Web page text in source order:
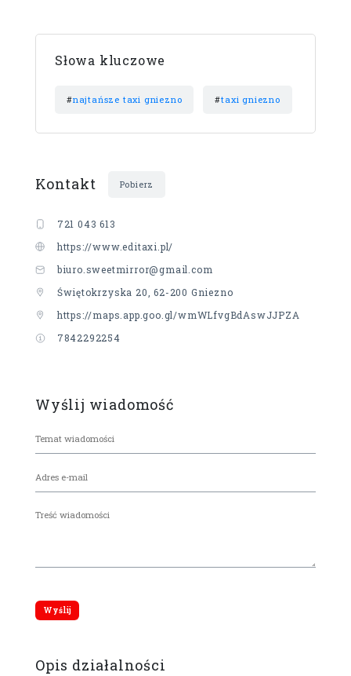
Słowa kluczowe
#najtańsze taxi gniezno #taxi gniezno
Kontakt Pobierz
721 043 613
https://www.editaxi.pl/
biuro.sweetmirror@gmail.com
Świętokrzyska 20, 62-200 Gniezno
https://maps.app.goo.gl/wmWLfvgBdAswJJPZA
7842292254
Wyślij wiadomość
Opis działalności